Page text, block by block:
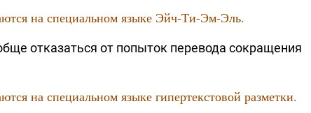
на специальном языке Эйч-Ти-Эм-Эль.
отказаться от попыток перевода сокращения
на специальном языке гипертекстовой разметки.